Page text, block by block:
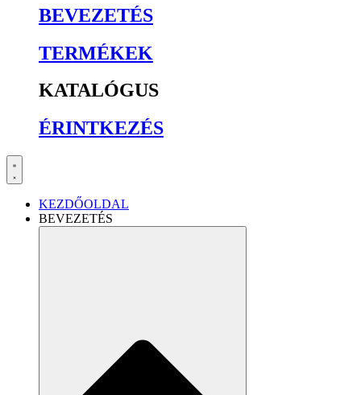
BEVEZETÉS
TERMÉKEK
KATALÓGUS
ÉRINTKEZÉS
KEZDŐOLDAL
BEVEZETÉS